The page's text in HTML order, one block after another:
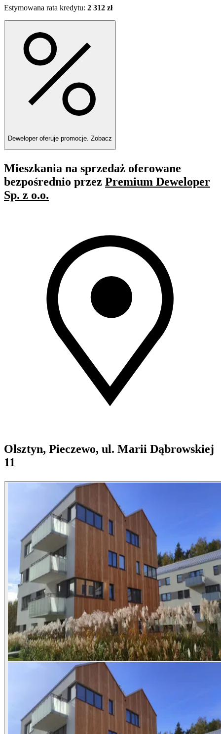
Estymowana rata kredytu: 2 312 zł
Deweloper oferuje promocje. Zobacz
Mieszkania na sprzedaż oferowane
bezpośrednio przez Premium Deweloper
Sp. z o.o.
Olsztyn, Pieczewo, ul. Marii Dąbrowskiej
11